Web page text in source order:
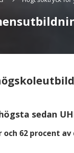
sedan
62 procent